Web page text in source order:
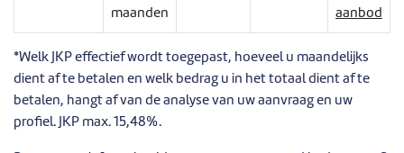
maanden
aanbod
*Welk JKP effectief wordt toegepast, hoeveel u maandelijks
dient af te betalen en welk bedrag u in het totaal dient af te
betalen, hangt af van de analyse van uw aanvraag en uw
profiel. JKP max. 15,48%.